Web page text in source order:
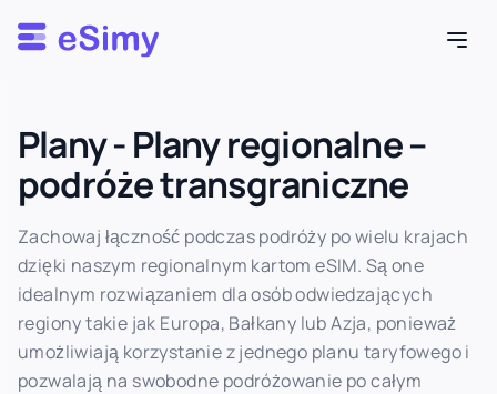
Esimy
Plany - Plany regionalne –
podróże transgraniczne
Zachowaj łączność podczas podróży po wielu krajach
dzięki naszym regionalnym kartom eSIM. Są one
idealnym rozwiązaniem dla osób odwiedzających
regiony takie jak Europa, Bałkany lub Azja, ponieważ
umożliwiają korzystanie z jednego planu taryfowego i
pozwalają na swobodne podróżowanie po całym